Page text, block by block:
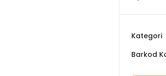
Kategori
Barkod